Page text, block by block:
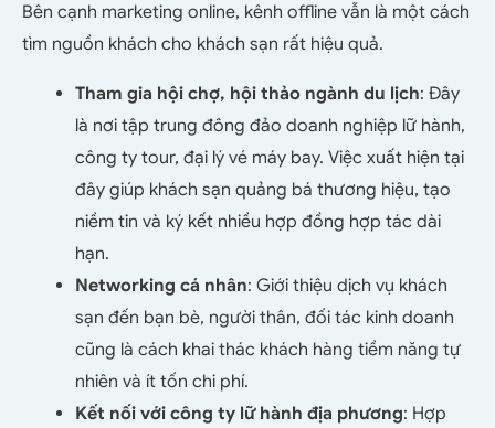
Bên cạnh marketing online, kênh offline vẫn là một cách
tìm nguồn khách cho khách sạn rất hiệu quả.
Tham gia hội chợ, hội thảo ngành du lịch: Đây
là nơi tập trung đông đảo doanh nghiệp lữ hành,
công ty tour, đại lý vé máy bay. Việc xuất hiện tại
đây giúp khách sạn quảng bá thương hiệu, tạo
niềm tin và ký kết nhiều hợp đồng hợp tác dài
hạn.
Networking cá nhân: Giới thiệu dịch vụ khách
sạn đến bạn bè, người thân, đối tác kinh doanh
cũng là cách khai thác khách hàng tiềm năng tự
nhiên và ít tốn chi phí.
Kết nối với công ty lữ hành địa phương: Hợp